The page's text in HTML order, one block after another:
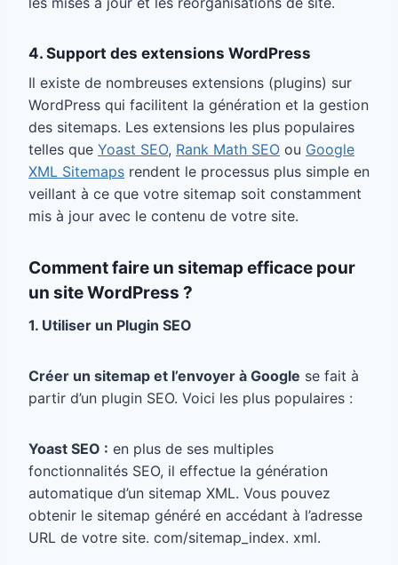
4. Support des extensions WordPress
Il existe de nombreuses extensions (plugins) sur
WordPress qui facilitent la génération et la gestion
des sitemaps. Les extensions les plus populaires
telles que Yoast SEO, Rank Math SEO ou Google
XML Sitemaps rendent le processus plus simple en
veillant à ce que votre sitemap soit constamment
mis à jour avec le contenu de votre site.
Comment faire un sitemap efficace pour
un site WordPress ?
1. Utiliser un Plugin SEO
Créer un sitemap et l’envoyer à Google se fait à
partir d’un plugin SEO. Voici les plus populaires :
Yoast SEO : en plus de ses multiples
fonctionnalités SEO, il effectue la génération
automatique d’un sitemap XML. Vous pouvez
obtenir le sitemap généré en accédant à l’adresse
URL de votre site. com/sitemap_index. xml.